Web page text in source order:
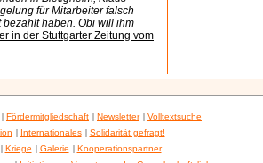
für Mitarbeiter falsch
haben. Obi will ihm
in der Stuttgarter Zeitung vom
| Fördermitgliedschaft | Newsletter | Volltextsuche
| Internationales | Solidarität gefragt!
| Kriege | Galerie | Kooperationspartner